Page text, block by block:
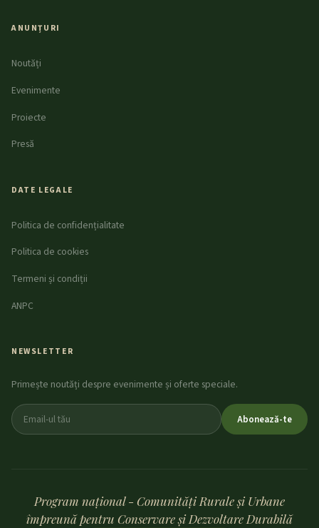
ANUNȚURI
Noutăți
Evenimente
Proiecte
Presă
DATE LEGALE
Politica de confidențialitate
Politica de cookies
Termeni și condiții
ANPC
NEWSLETTER
Primește noutăți despre evenimente și oferte speciale.
Abonează-te
Program național - Comunități Rurale și Urbane
împreună pentru Conservare și Dezvoltare Durabilă